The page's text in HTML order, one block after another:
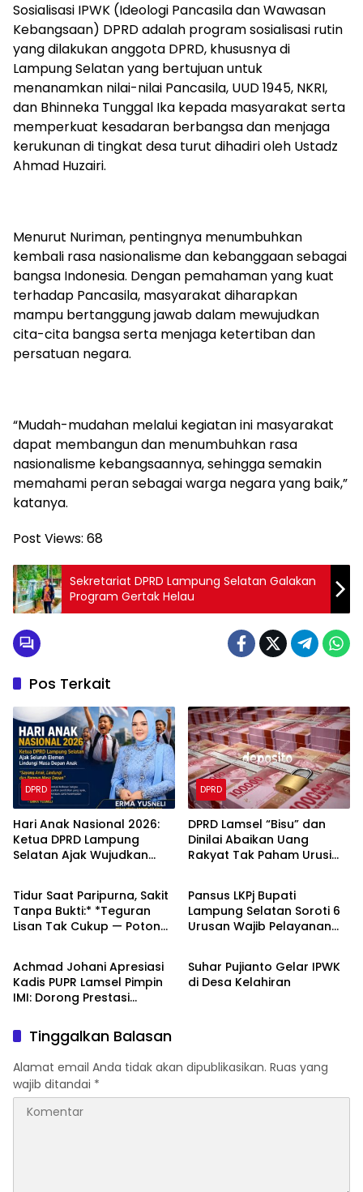
Sosialisasi IPWK (Ideologi Pancasila dan Wawasan
Kebangsaan) DPRD adalah program sosialisasi rutin
yang dilakukan anggota DPRD, khususnya di
Lampung Selatan yang bertujuan untuk
menanamkan nilai-nilai Pancasila, UUD 1945, NKRI,
dan Bhinneka Tunggal Ika kepada masyarakat serta
memperkuat kesadaran berbangsa dan menjaga
kerukunan di tingkat desa turut dihadiri oleh Ustadz
Ahmad Huzairi.
Menurut Nuriman, pentingnya menumbuhkan
kembali rasa nasionalisme dan kebanggaan sebagai
bangsa Indonesia. Dengan pemahaman yang kuat
terhadap Pancasila, masyarakat diharapkan
mampu bertanggung jawab dalam mewujudkan
cita-cita bangsa serta menjaga ketertiban dan
persatuan negara.
“Mudah-mudahan melalui kegiatan ini masyarakat
dapat membangun dan menumbuhkan rasa
nasionalisme kebangsaannya, sehingga semakin
memahami peran sebagai warga negara yang baik,”
katanya.
Post Views: 68
Sekretariat DPRD Lampung Selatan Galakan
Program Gertak Helau
Pos Terkait
DPRD
Hari Anak Nasional 2026:
Ketua DPRD Lampung
Selatan Ajak Wujudkan
DPRD
‎DPRD Lamsel “Bisu” dan
Dinilai Abaikan Uang
Rakyat Tak Paham Urusi
DPRD
Tidur Saat Paripurna, Sakit
Tanpa Bukti:* *Teguran
Lisan Tak Cukup — Potong
DPRD
Pansus LKPj Bupati
Lampung Selatan Soroti 6
Urusan Wajib Pelayanan
DPRD
‎Achmad Johani Apresiasi
Kadis PUPR Lamsel Pimpin
IMI: Dorong Prestasi
DPRD
Suhar Pujianto Gelar IPWK
di Desa Kelahiran
Tinggalkan Balasan
Alamat email Anda tidak akan dipublikasikan. Ruas yang
wajib ditandai *